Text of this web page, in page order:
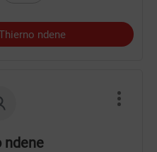
ndene
ndene